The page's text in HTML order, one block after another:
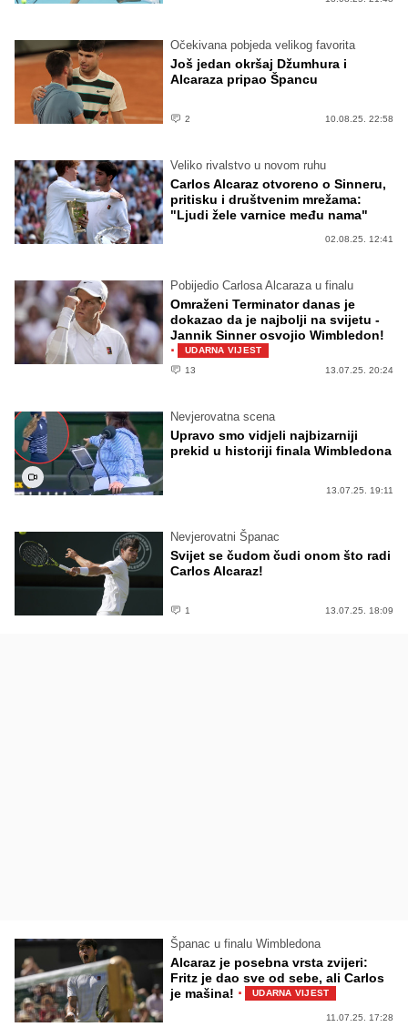
Očekivana pobjeda velikog favorita
Još jedan okršaj Džumhura i
Alcaraza pripao Špancu
2 10.08.25. 22:58
Veliko rivalstvo u novom ruhu
Carlos Alcaraz otvoreno o Sinneru,
pritisku i društvenim mrežama:
"Ljudi žele varnice među nama"
02.08.25. 12:41
Pobijedio Carlosa Alcaraza u finalu
Omraženi Terminator danas je
dokazao da je najbolji na svijetu -
Jannik Sinner osvojio Wimbledon!
·
UDARNA VIJEST
13
13.07.25. 20:24
Nevjerovatna scena
Upravo smo vidjeli najbizarniji
prekid u historiji finala Wimbledona
13.07.25. 19:11
Nevjerovatni Španac
Svijet se čudom čudi onom što radi
Carlos Alcaraz!
1 13.07.25. 18:09
Španac u finalu Wimbledona
Alcaraz je posebna vrsta zvijeri:
Fritz je dao sve od sebe, ali Carlos
je mašina! · UDARNA VIJEST
11.07.25. 17:28